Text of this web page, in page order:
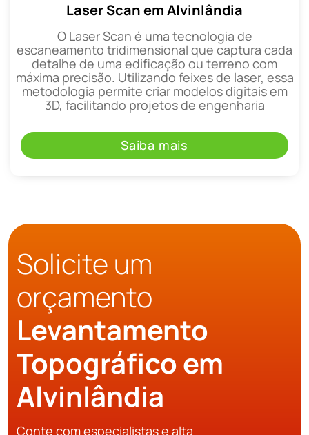
Laser Scan em Alvinlândia
O Laser Scan é uma tecnologia de
escaneamento tridimensional que captura cada
detalhe de uma edificação ou terreno com
máxima precisão. Utilizando feixes de laser, essa
metodologia permite criar modelos digitais em
3D, facilitando projetos de engenharia
Saiba mais
Solicite um
orçamento
Levantamento
Topográfico em
Alvinlândia
Conte com especialistas e alta